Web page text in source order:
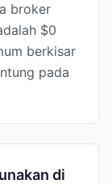
broker
$0
berkisar
pada
di